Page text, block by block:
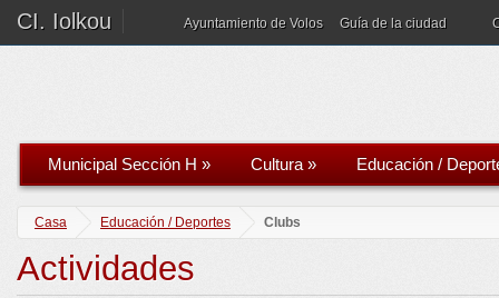
CI. Iolkou Ayuntamiento de Volos Guía de la ciudad
Municipal Sección H » Cultura» Educación /
Casa Educación / Deportes Clubs
Actividades